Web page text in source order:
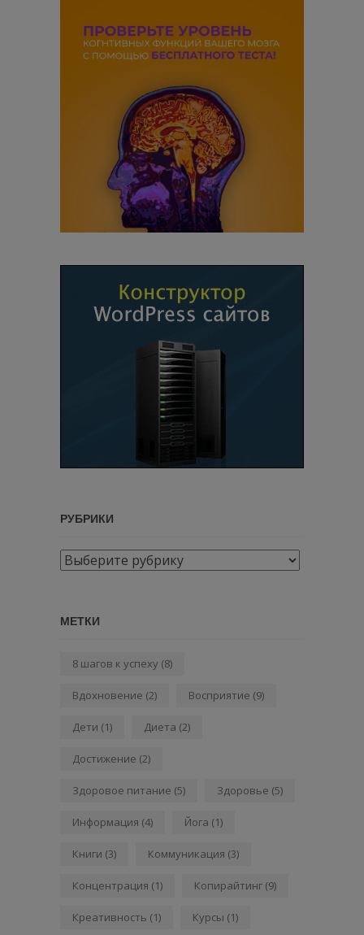
РУБРИКИ
Рубрики
МЕТКИ
8 шагов к успеху (8)
Вдохновение (2) Восприятие (9)
Дети (1) Диета (2)
Достижение (2)
Здоровое питание (5) Здоровье (5)
Информация (4) Йога (1)
Книги (3) Коммуникация (3)
Концентрация (1) Копирайтинг (9)
Креативность (1) Курсы (1)